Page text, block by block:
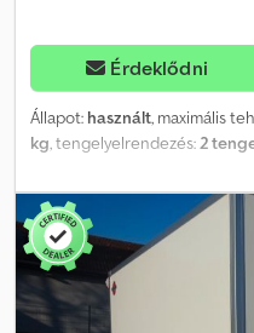
Érdeklődni
Állapot: használt, maximális
kg , tengelyelrendezés: 2
3 530
teljes szélesség:2 435 mm,
GW26MG00273 Crodpfsym
gyártó: A, típus: BMAT,
ráfutófékes, 100 km/h,
még sok más. Az adatok
jogát fenntartjuk.